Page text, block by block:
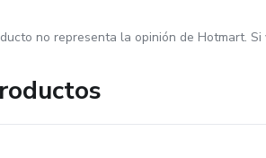
no representa la opinión de Hotmart.